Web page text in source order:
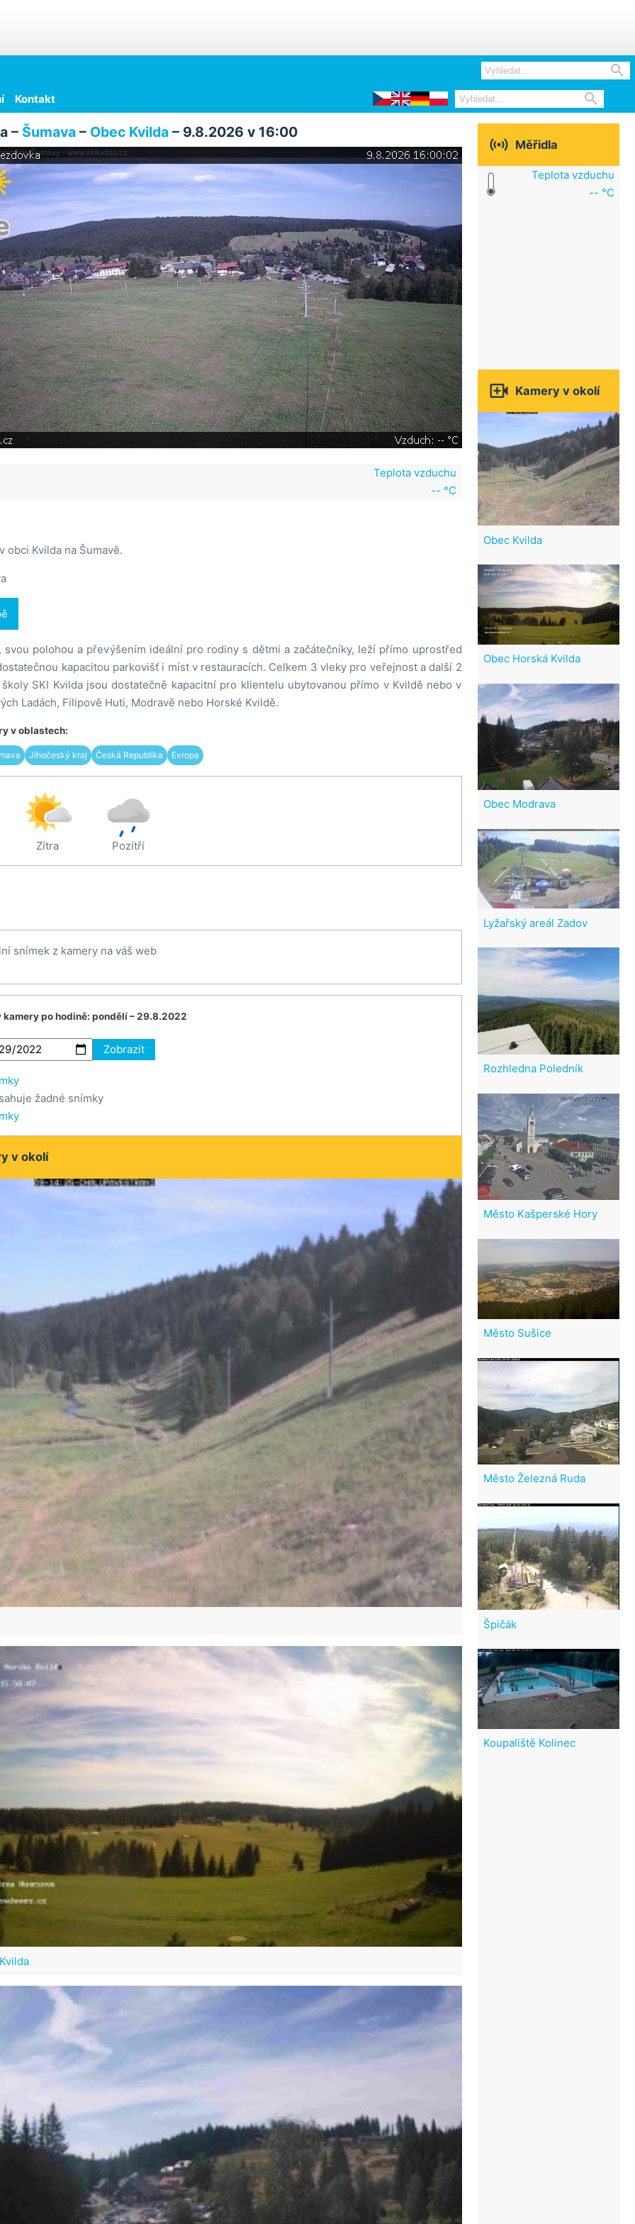

Kontakt 
– Šumava– Obec Kvilda– 9.8.2026 v 16:00
Teplota vzduchu
-- °C
v obci Kvilda na Šumavě.
svou polohou a převýšením ideální pro rodiny s dětmi a začátečníky, leží přímo uprostřed
kapacitou parkovišť i míst v restauracích. Celkem 3 vleky pro veřejnost a další 2
SKI Kvilda jsou dostatečně kapacitní pro klientelu ubytovanou přímo v Kvildě nebo v
Ladách, Filipově Huti, Modravě nebo Horské Kvildě.
v oblastech:
Jihočeský kraj Česká Republika Evropa
Zítra Pozítří
snímek z kamery na váš web
kamery po hodině: pondělí – 29.8.2022
Zobrazit
žadné snímky
v okolí
 Měřidla
Teplota vzduchu
-- °C
 Kamery v okolí
Obec Kvilda
Obec Horská Kvilda
Obec Modrava
Lyžařský areál Zadov
Rozhledna Poledník
Město Kašperské Hory
Město Sušice
Město Železná Ruda
Špičák
Koupaliště Kolinec